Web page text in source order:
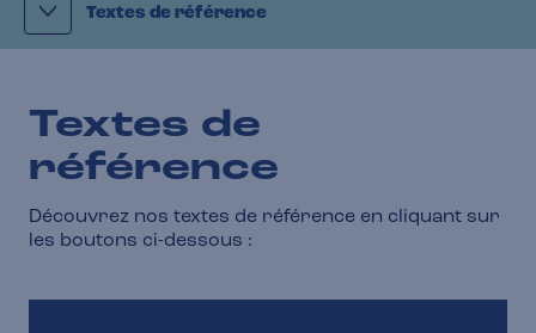
Textes de référence
Textes de
référence
Découvrez nos textes de référence en cliquant sur
les boutons ci-dessous :